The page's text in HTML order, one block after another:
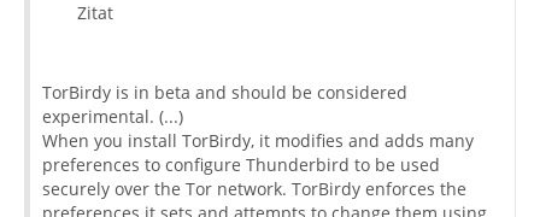
Zitat
TorBirdy is in beta and should be considered
experimental. (...)
When you install TorBirdy, it modifies and adds many
preferences to configure Thunderbird to be used
securely over the Tor network. TorBirdy enforces the